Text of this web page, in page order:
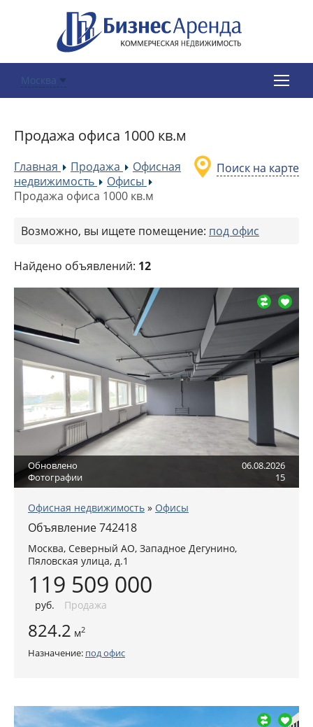
Москва
Продажа офиса 1000 кв.м
Поиск на карте
Главная »Продажа »Офисная
недвижимость
»Офисы
Продажа офиса 1000 кв.м
Возможно, вы ищете помещение: под офис
Найдено объявлений: 12
Обновлено
06.08.2026
Фотографии
15
Офисная недвижимость » Офисы
Объявление 742418
Москва, Северный АО, Западное Дегунино,
Пяловская улица, д.1
119 509 000
руб. Продажа
824.2 м2
Назначение: под офис